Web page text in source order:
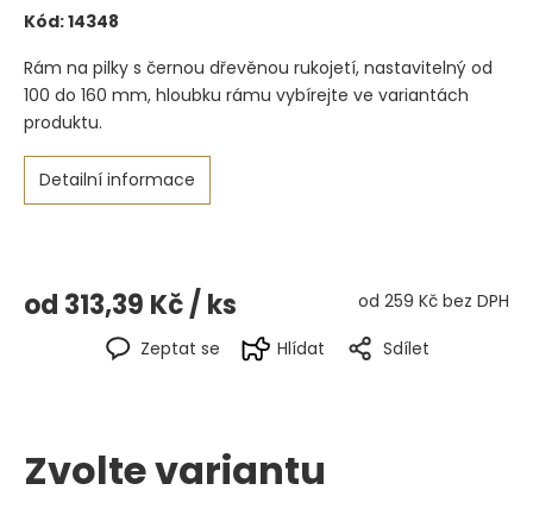
Kód:14348
od 313,39 Kč/ ks od 259 Kč bez DPH
Rám na pilky s černou dřevěnou rukojetí, nastavitelný od
100 do 160 mm, hloubku rámu vybírejte ve variantách
produktu.
Detailní informace
Zeptat se Hlídat Sdílet
Zvolte variantu